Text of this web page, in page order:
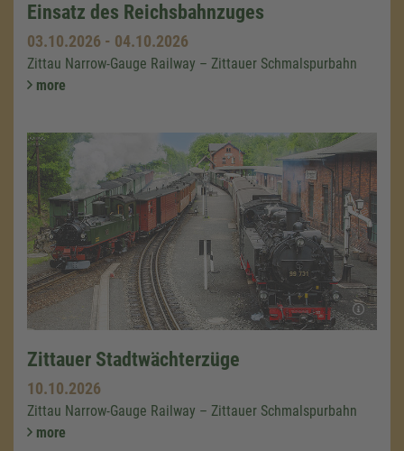
Einsatz des Reichsbahnzuges
03.10.2026 - 04.10.2026
Zittau Narrow-Gauge Railway – Zittauer Schmalspurbahn
more
Zittauer Stadtwächterzüge
10.10.2026
Zittau Narrow-Gauge Railway – Zittauer Schmalspurbahn
more